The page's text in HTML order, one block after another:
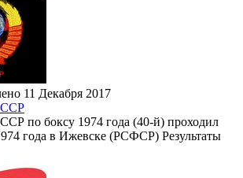
11 Декабря 2017
по боксу 1974 года (40-й) проходил
года в Ижевске (РСФСР) Результаты